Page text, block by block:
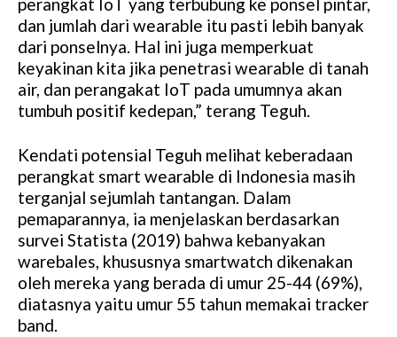
perangkat IoT yang terbubung ke ponsel pintar,
dan jumlah dari wearable itu pasti lebih banyak
dari ponselnya. Hal ini juga memperkuat
keyakinan kita jika penetrasi wearable di tanah
air, dan perangakat IoT pada umumnya akan
tumbuh positif kedepan,” terang Teguh.
Kendati potensial Teguh melihat keberadaan
perangkat smart wearable di Indonesia masih
terganjal sejumlah tantangan. Dalam
pemaparannya, ia menjelaskan berdasarkan
survei Statista (2019) bahwa kebanyakan
warebales, khususnya smartwatch dikenakan
oleh mereka yang berada di umur 25-44 (69%),
diatasnya yaitu umur 55 tahun memakai tracker
band.